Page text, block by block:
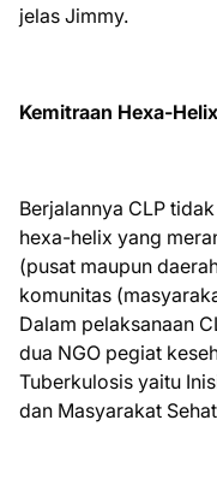
jelas Jimmy.
Kemitraan Hexa-Helix
Berjalannya CLP
hexa-helix yang
(pusat maupun
komunitas
Dalam pelaksanaan
dua NGO pegiat
Tuberkulosis yaitu
dan Masyarakat